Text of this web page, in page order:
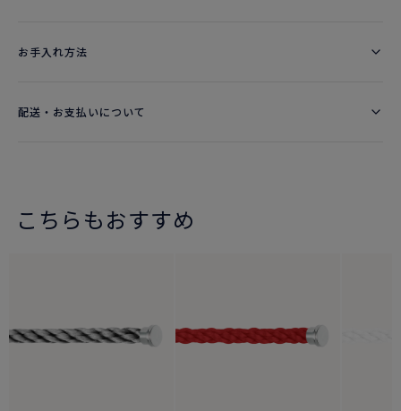
お手入れ方法
配送・お支払いについて
こちらもおすすめ